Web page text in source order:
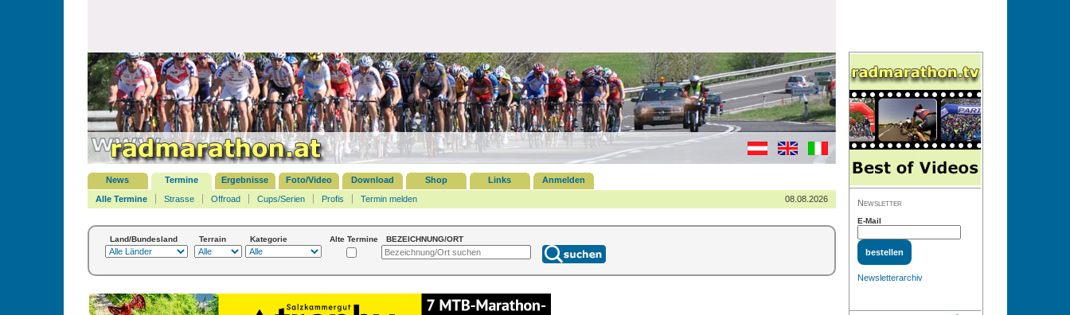
News Termine Ergebnisse Foto/Video Download Shop Links
Anmelden
Alle Termine
Strasse Offroad Cups/Serien Profis Termin melden 08.08.2026
Land/Bundesland Terrain Kategorie Alte Termine BEZEICHNUNG/ORT
Newsletter
E-Mail
Newsletterarchiv